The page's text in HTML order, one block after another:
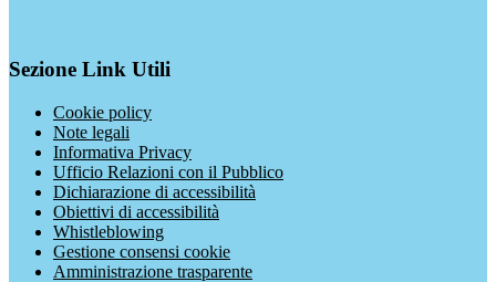
Sezione Link Utili
Cookie policy
Note legali
Informativa Privacy
Ufficio Relazioni con il Pubblico
Dichiarazione di accessibilità
Obiettivi di accessibilità
Whistleblowing
Gestione consensi cookie
Amministrazione trasparente